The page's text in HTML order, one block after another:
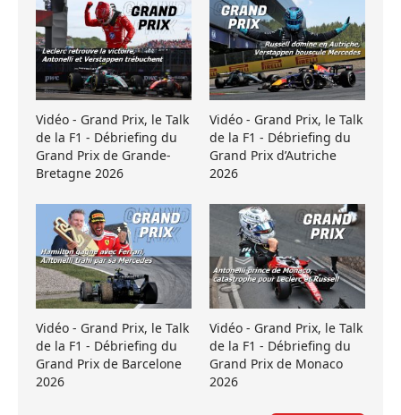
Vidéo - Grand Prix, le Talk
de la F1 - Débriefing du
Grand Prix de Grande-
Bretagne 2026
Vidéo - Grand Prix, le Talk
de la F1 - Débriefing du
Grand Prix d’Autriche
2026
Vidéo - Grand Prix, le Talk
de la F1 - Débriefing du
Grand Prix de Barcelone
2026
Vidéo - Grand Prix, le Talk
de la F1 - Débriefing du
Grand Prix de Monaco
2026